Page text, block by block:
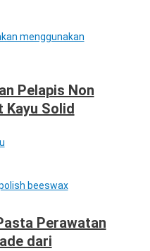
Pelapis Non
Kayu Solid
Perawatan
dari